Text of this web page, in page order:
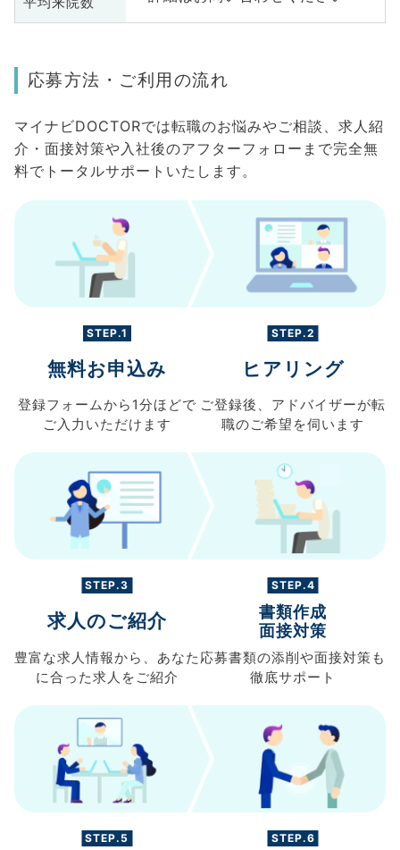
応募方法・ご利用の流れ
マイナビDOCTORでは転職のお悩みやご相談、求人紹
介・面接対策や入社後のアフターフォローまで完全無
料でトータルサポートいたします。
STEP.1
無料お申込み
登録フォームから 1分ほどで
ご入力 いただけます
STEP.2
ヒアリング
ご登録後、 アドバイザーが転
職のご希望を伺います
STEP.3
求人のご紹介
豊富な求人情報から、 あなた
に合った求人を ご紹介
STEP.4
書類作成
面接対策
応募書類の添削や面接対策も
徹底サポート
STEP.5 STEP.6